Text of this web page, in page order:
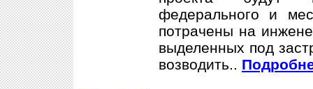
федерального и
потрачены на
выделенных под
возводить..